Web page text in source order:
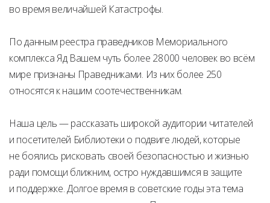
во время величайшей Катастрофы.
По данным реестра праведников Мемориального
комплекса Яд Вашем чуть более 28 000 человек во всём
мире признаны Праведниками. Из них более 250
относятся к нашим соотечественникам.
Наша цель — рассказать широкой аудитории читателей
и посетителей Библиотеки о подвиге людей, которые
не боялись рисковать своей безопасностью и жизнью
ради помощи ближним, остро нуждавшимся в защите
и поддержке. Долгое время в советские годы эта тема